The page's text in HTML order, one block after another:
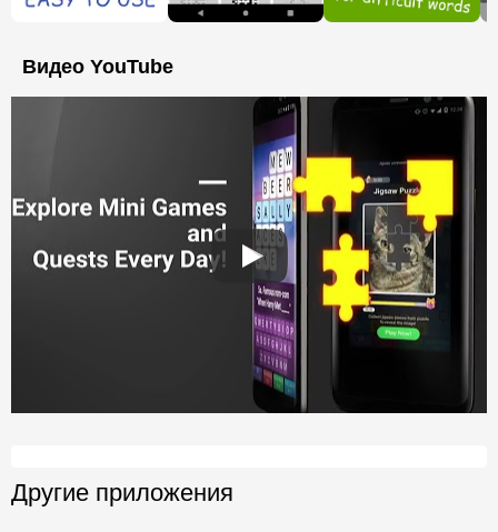
Видео YouTube
Другие приложения